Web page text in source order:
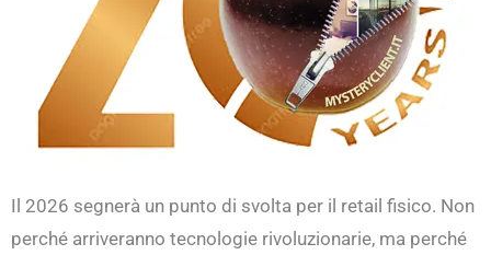
Il 2026 segnerà un punto di svolta per il retail fisico. Non
perché arriveranno tecnologie rivoluzionarie, ma perché